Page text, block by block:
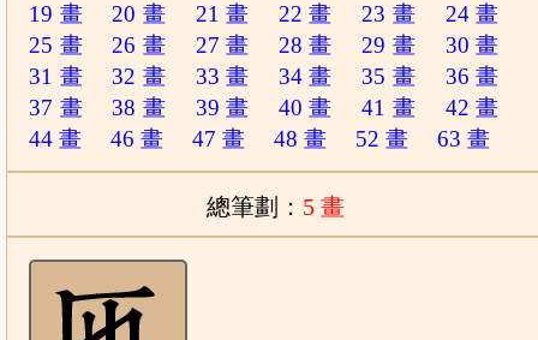
19 畫
20 畫 21 畫 22 畫 23 畫
24 畫
25 畫
26 畫 27 畫 28 畫 29 畫
30 畫
31 畫
32 畫 33 畫 34 畫 35 畫
36 畫
37 畫
38 畫 39 畫 40 畫 41 畫
42 畫
44 畫
46 畫 47 畫 48 畫 52 畫 63 畫
總筆劃： 5 畫